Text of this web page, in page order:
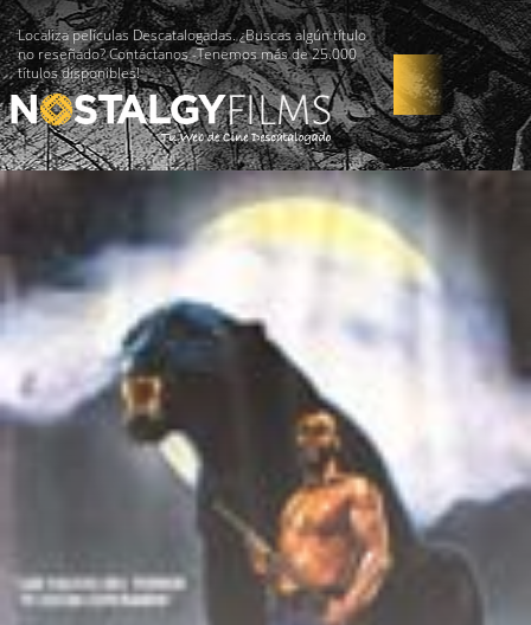
Localiza películas Descatalogadas. ¿Buscas algún título
no reseñado? Contáctanos -Tenemos más de 25.000
títulos disponibles!